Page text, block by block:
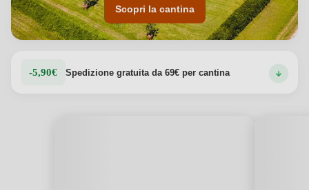
Scopri la cantina
-5,90€ Spedizione gratuita da 69€ per cantina